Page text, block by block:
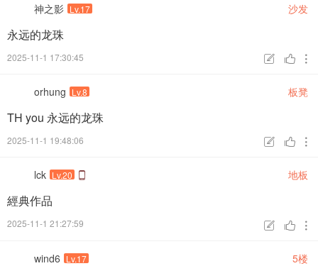
神之影 Lv.17 沙发
永远的龙珠
2025-11-1 17:30:45  

orhung Lv.8 板凳
TH you 永远的龙珠
2025-11-1 19:48:06  

lck Lv.20 地板
經典作品
2025-11-1 21:27:59  

wind6 Lv.17 5楼